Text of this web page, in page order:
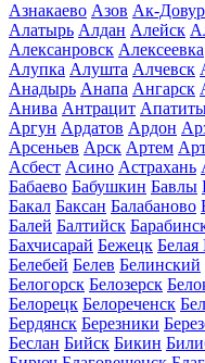
Азнакаево Азов Ак-
Алатырь Алдан Алейск
Алексанровск Алексеевка
Алупка Алушта Алчевск
Анадырь Анапа Ангарск
Анива Антрацит
Аргун Ардатов Ардон
Арсеньев Арск Артем
Асбест Асино Астрахань
Бабаево Бабушкин Бавлы
Бакал Баксан Балабаново
Балей Балтийск
Бахчисарай Бежецк Белая
Белебей Белев Белинский
Белогорск Белозерск
Белорецк Белореченск
Бердянск Березники
Беслан Бийск Бикин